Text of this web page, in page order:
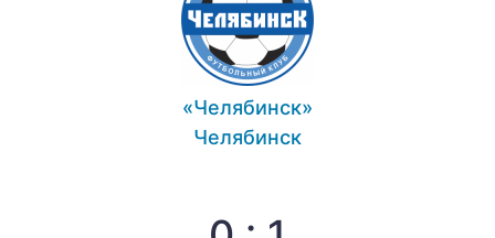
«Челябинск»
Челябинск